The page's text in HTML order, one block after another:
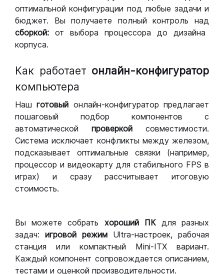
оптимальной конфигурации под любые задачи и
бюджет. Вы получаете полный контроль над
сборкой: от выбора процессора до дизайна
корпуса.
Как работает онлайн-конфигуратор
компьютера
Нашготовый онлайн-конфигуратор предлагает
пошаговый подбор компонентов с
автоматической проверкой совместимости.
Система исключает конфликты между железом,
подсказывает оптимальные связки (например,
процессор и видеокарту для стабильного FPS в
играх) и сразу рассчитывает итоговую
стоимость.
Вы можете собрать хороший ПКдля разных
задач: игровой режим Ultra-настроек, рабочая
станция или компактный Mini-ITX вариант.
Каждый компонент сопровождается описанием,
тестами и оценкой производительности.